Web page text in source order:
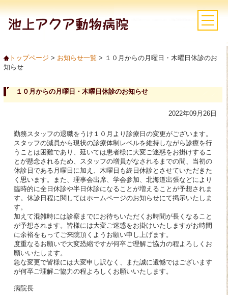
トップページ > お知らせ一覧 > １０月からの月曜日・木曜日休診のお
知らせ
１０月からの月曜日・木曜日休診のお知らせ
2022年09月26日
勤務スタッフの退職をうけ１０月より診療日の変更がございます。
スタッフの減員から現状の診療体制レベルを維持しながら診療を行
うことは困難であり、延いては患者様に大変ご迷惑をお掛けするこ
とが懸念されるため、スタッフの増員がなされるまでの間、当初の
休診日である月曜日に加え、木曜日も終日休診とさせていただきた
く思います。また、理事会出席、学会参加、北海道出張などにより
臨時的に全日休診や半日休診になることが増えることが予想されま
す。休診日程に関してはホームページのお知らせにて掲示いたしま
す。
加えて混雑時には診察までにお待ちいただくお時間が長くなること
が予想されます。皆様には大変ご迷惑をお掛けいたしますがお時間
に余裕をもってご来院頂くようお願い申し上げます。
度重なるお願いで大変恐縮ですが何卒ご理解ご協力の程よろしくお
願いいたします。
急な変更で皆様には大変申し訳なく、また誠に遺憾ではございます
が何卒ご理解ご協力の程よろしくお願いいたします。
病院長